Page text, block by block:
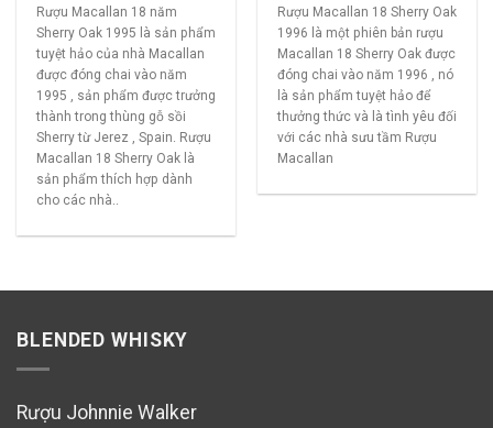
Rượu Macallan 18 năm
Sherry Oak 1995 là sản phẩm
tuyệt hảo của nhà Macallan
được đóng chai vào năm
1995 , sản phẩm được trưởng
thành trong thùng gỗ sồi
Sherry từ Jerez , Spain. Rượu
Macallan 18 Sherry Oak là
sản phẩm thích hợp dành
cho các nhà..
Rượu Macallan 18 Sherry Oak
1996 là một phiên bản rượu
Macallan 18 Sherry Oak được
đóng chai vào năm 1996 , nó
là sản phẩm tuyệt hảo để
thưởng thức và là tình yêu đối
với các nhà sưu tầm Rượu
Macallan
BLENDED WHISKY
Rượu Johnnie Walker